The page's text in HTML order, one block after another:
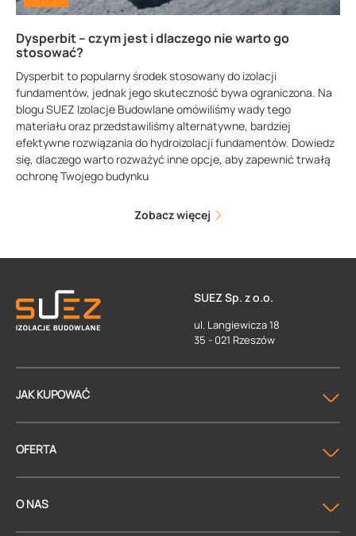
Dysperbit – czym jest i dlaczego nie warto go
stosować?
Dysperbit to popularny środek stosowany do izolacji
fundamentów, jednak jego skuteczność bywa ograniczona. Na
blogu SUEZ Izolacje Budowlane omówiliśmy wady tego
materiału oraz przedstawiliśmy alternatywne, bardziej
efektywne rozwiązania do hydroizolacji fundamentów. Dowiedz
się, dlaczego warto rozważyć inne opcje, aby zapewnić trwałą
ochronę Twojego budynku
Zobacz więcej
SUEZ Sp. z o.o.
ul. Langiewicza 18
35 - 021 Rzeszów
JAK KUPOWAĆ
OFERTA
O NAS